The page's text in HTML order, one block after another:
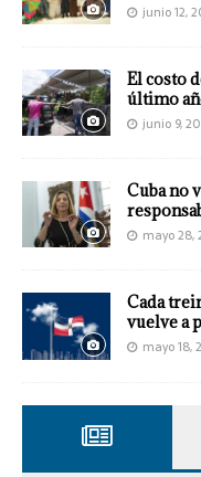
junio 12,
El costo
último
junio 9,
Cuba no
mayo 28,
Cada
vuelve a
mayo 18,